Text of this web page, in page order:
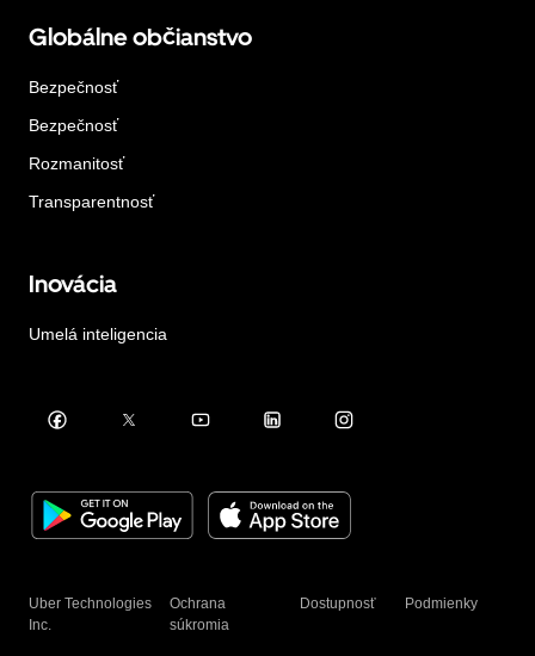
Globálne občianstvo
Bezpečnosť
Bezpečnosť
Rozmanitosť
Transparentnosť
Inovácia
Umelá inteligencia
Uber Technologies
Inc.
Ochrana
súkromia
Dostupnosť Podmienky